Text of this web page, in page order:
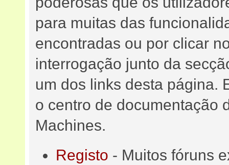
para muitas das
encontradas ou por clicar
interrogação junto da
um dos links desta página.
o centro de documentação
Machines.
Registo - Muitos fóruns